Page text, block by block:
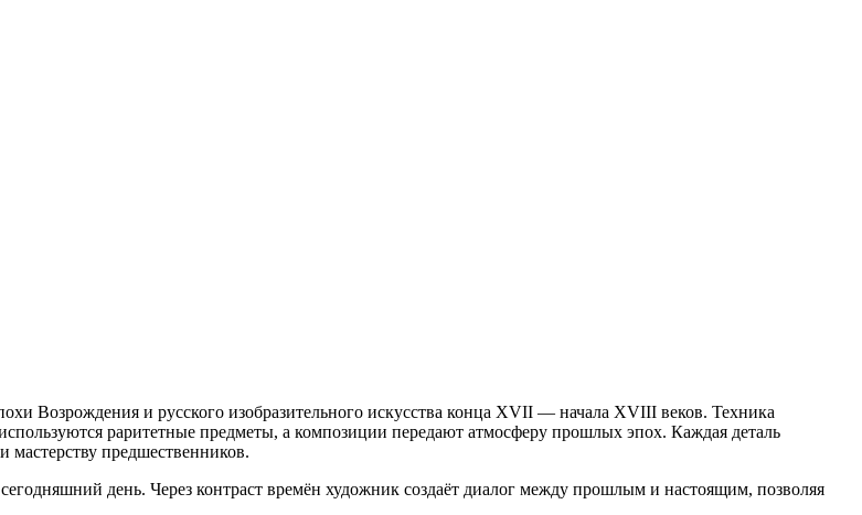
Возрождения и русского изобразительного искусства конца XVII — начала XVIII веков. Техника
раритетные предметы, а композиции передают атмосферу прошлых эпох. Каждая деталь
мастерству предшественников.
день. Через контраст времён художник создаёт диалог между прошлым и настоящим, позволяя